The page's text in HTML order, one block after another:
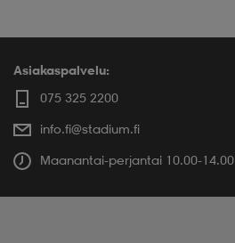
Asiakaspalvelu:
075 325 2200
info.fi@stadium.fi
Maanantai-perjantai 10.00-14.00